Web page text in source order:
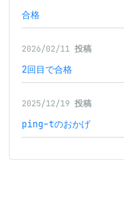
合格
2026/02/11 投稿
2回目で合格
2025/12/19 投稿
ping-tのおかげ